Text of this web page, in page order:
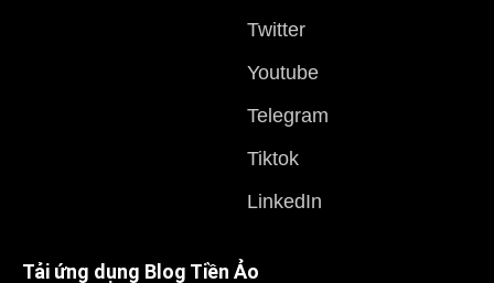
Twitter
Youtube
Telegram
Tiktok
LinkedIn
Tải ứng dụng Blog Tiền Ảo